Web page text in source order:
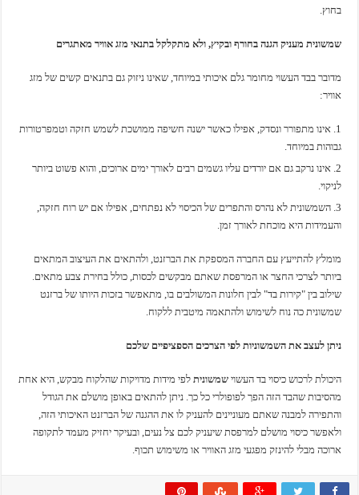
בחוץ.
שמשונית מעניק הגנה בחורף ובקיץ, ולא מתקלקל בתנאי מזג אוויר מאתגרים
מדובר בבד העשוי מחומר גלם איכותי במיוחד, שאינו ניזוק גם בתנאים קשים של מזג
אוויר:
אינו מתפורר ונסדק, אפילו כאשר ישנה חשיפה ממושכת לשמש חזקה וטמפרטורות
גבוהות במיוחד.
אינו נרקב גם אם יורדים עליו גשמים רבים לאורך ימים ארוכים, והוא פשוט ביותר
לניקוי.
השמשונית לא נהרס והתפרים של הכיסוי לא נפתחים, אפילו אם יש רוח חזקה,
והעמידות היא מוכחת לאורך זמן.
מומלץ להתייעץ עם החברה המספקת את הברזנט, ולהתאים את העיצוב המתאים
ביותר לצרכי החצר או המרפסת שאתם מבקשים לכסות, כולל בחירת צבע מתאים.
שילוב בין "קירות בד" לבין חלונות המשולבים בו, מתאפשר בזכות היותו של ברזנט
שמשונית כה נוח לשימוש ולהתאמה מיטבית ללקוח.
ניתן לעצב את השמשוניות לפי הצרכים הספציפיים שלכם
היכולת לרכוש כיסוי בד העשוישמשונית לפי מידות מדויקות שהלקוח מבקש, היא אחת
מהסיבות שהבד הזה הפך לפופולרי כל כך. ניתן להתאים באופן מושלם את הגודל
והתפירה למבנה שאתם מעוניינים להעניק לו את ההגנה של הברזנט האיכותי הזה,
ולאפשר כיסוי מושלם למרפסת שיעניק לכם צל נעים, ובעיקר יחזיק מעמד לתקופה
ארוכה מבלי להינזק מפגעי מזג האוויר או משימוש תכוף.